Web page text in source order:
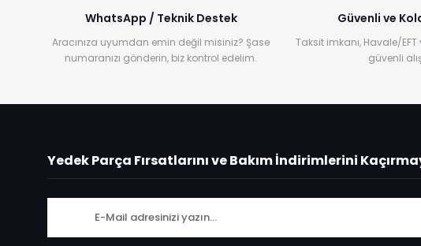
WhatsApp / Teknik Destek
Aracınıza uyumdan emin değil misiniz? Şase
numaranızı gönderin, biz kontrol edelim.
Güvenli ve
Taksit imkanı, Havale/EFT
güvenli
Yedek Parça Fırsatlarını ve Bakım İndirimlerini